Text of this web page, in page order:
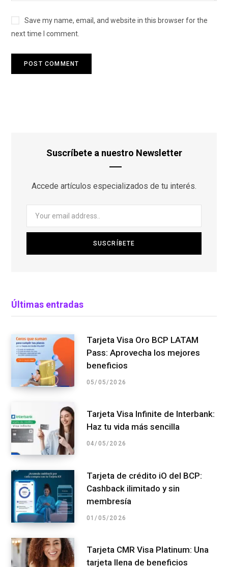
Save my name, email, and website in this browser for the
next time I comment.
Suscríbete a nuestro Newsletter
Accede artículos especializados de tu interés.
Últimas entradas
Tarjeta Visa Oro BCP LATAM
Pass: Aprovecha los mejores
beneficios
05/05/2026
Tarjeta Visa Infinite de Interbank:
Haz tu vida más sencilla
04/05/2026
Tarjeta de crédito iO del BCP:
Cashback ilimitado y sin
membresía
01/05/2026
Tarjeta CMR Visa Platinum: Una
tarjeta llena de beneficios